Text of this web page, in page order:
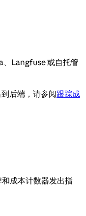
Langfuse 或自托管
后端，请参阅跟踪成
成本计数器发出指